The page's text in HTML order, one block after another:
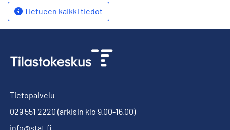
Tietueen kaikki tiedot
Tietopalvelu
029 551 2220 (arkisin klo 9.00-16.00)
info@stat.fi